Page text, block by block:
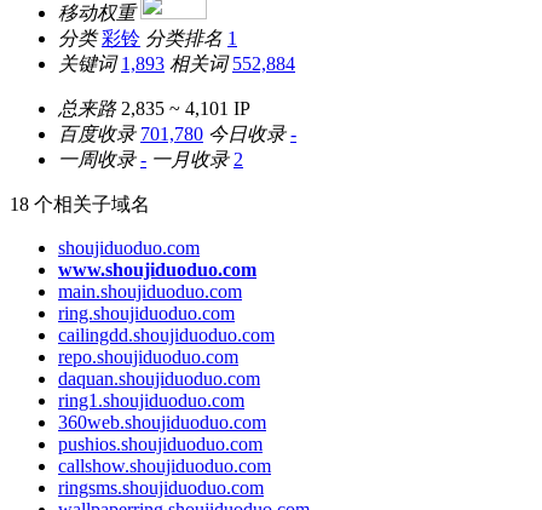
移动权重
分类 彩铃 分类排名 1
关键词 1,893 相关词 552,884
总来路 2,835 ~ 4,101 IP
百度收录 701,780 今日收录 -
一周收录 - 一月收录 2
18 个相关子域名
shoujiduoduo.com
www.shoujiduoduo.com
main.shoujiduoduo.com
ring.shoujiduoduo.com
cailingdd.shoujiduoduo.com
repo.shoujiduoduo.com
daquan.shoujiduoduo.com
ring1.shoujiduoduo.com
360web.shoujiduoduo.com
pushios.shoujiduoduo.com
callshow.shoujiduoduo.com
ringsms.shoujiduoduo.com